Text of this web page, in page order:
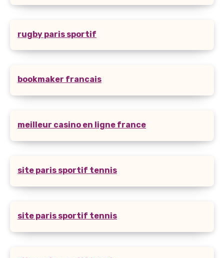
rugby paris sportif
bookmaker francais
meilleur casino en ligne france
site paris sportif tennis
site paris sportif tennis